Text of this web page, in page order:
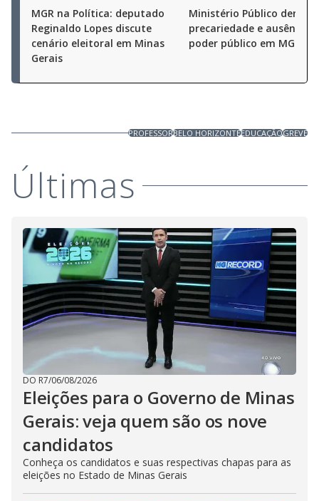
MGR na Política: deputado
Reginaldo Lopes discute
cenário eleitoral em Minas
Gerais
Ministério Público
precariedade e ausência
poder público em MG
PROFESSORBELO HORIZONTEEDUCAÇÃOGREVE
Últimas
DO R7/06/08/2026
Eleições para o Governo de Minas
Gerais: veja quem são os nove
candidatos
Conheça os candidatos e suas respectivas chapas para as
eleições no Estado de Minas Gerais